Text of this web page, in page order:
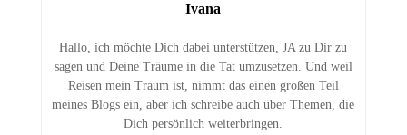
Ivana
Hallo, ich möchte Dich dabei unterstützen, JA zu Dir zu
sagen und Deine Träume in die Tat umzusetzen. Und weil
Reisen mein Traum ist, nimmt das einen großen Teil
meines Blogs ein, aber ich schreibe auch über Themen, die
Dich persönlich weiterbringen.